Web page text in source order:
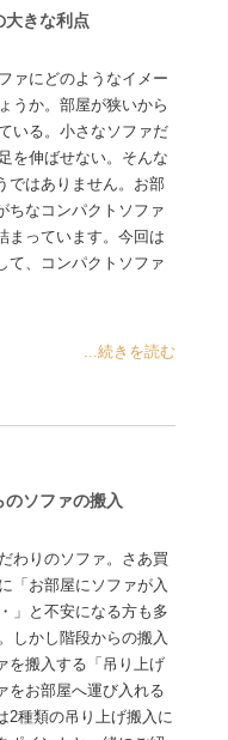
大きな利点
ァにどのようなイメー
うか。部屋が狭いから
いる。小さなソファだ
を伸ばせない。そんな
ではありません。お部
ちなコンパクトソファ
まっています。今回は
て、コンパクトソファ
...続きを読む
ソファの搬入
わりのソファ。さあ買
「お部屋にソファが入
」と不安になる方も多
しかし階段からの搬入
を搬入する「吊り上げ
をお部屋へ運び入れる
2種類の吊り上げ搬入に